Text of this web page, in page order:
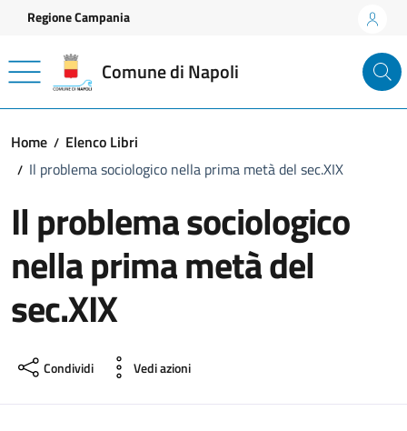
Vai ai contenuti
Vai al footer
Regione Campania
Comune di Napoli
Home
Elenco Libri
Il problema sociologico nella prima metà del sec.XIX
Il problema sociologico
nella prima metà del
sec.XIX
Condividi Vedi azioni